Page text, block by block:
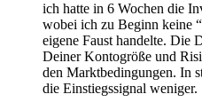
ich hatte in 6 Wochen die
wobei ich zu Beginn keine
eigene Faust handelte. Die
Deiner Kontogröße und
den Marktbedingungen. In
die Einstiegssignal weniger.